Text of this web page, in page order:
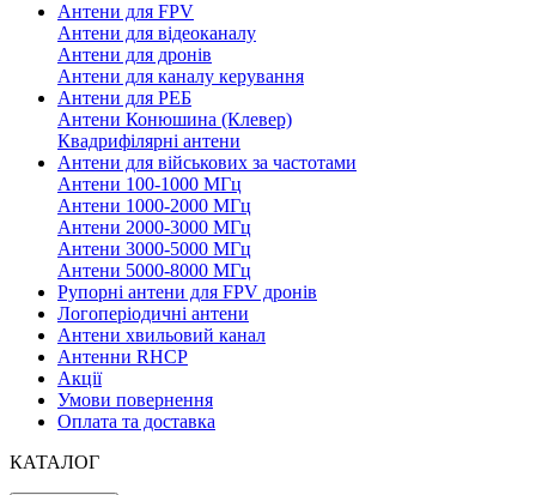
Антени для FPV
Антени для відеоканалу
Антени для дронів
Антени для каналу керування
Антени для РЕБ
Антени Конюшина (Клевер)
Квадрифілярні антени
Антени для військових за частотами
Антени 100-1000 МГц
Антени 1000-2000 МГц
Антени 2000-3000 МГц
Антени 3000-5000 МГц
Антени 5000-8000 МГц
Рупорні антени для FPV дронів
Логоперіодичні антени
Антени хвильовий канал
Антенни RHCP
Акції
Умови повернення
Оплата та доставка
КАТАЛОГ